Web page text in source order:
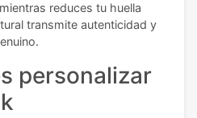
reduces tu huella
transmite autenticidad y
personalizar